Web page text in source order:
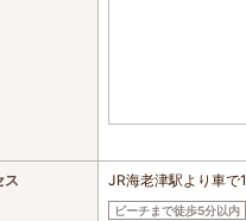
ス JR海老津駅より車
ビーチまで徒歩5分以内